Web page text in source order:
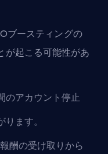
ブースティングの
が起こる可能性があ
のアカウント停止
ます。
酬の受け取りから